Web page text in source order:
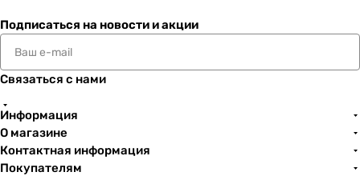
Подписаться на новости и акции
Связаться с нами
Информация
О магазине
Контактная информация
Покупателям